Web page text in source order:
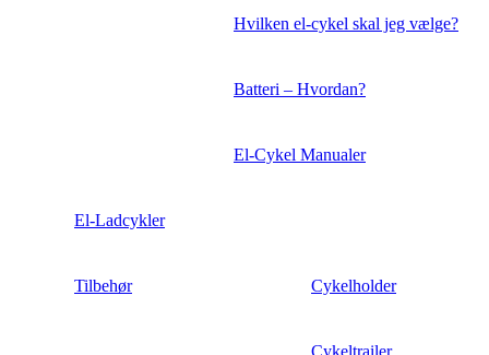
Hvilken el-cykel skal jeg vælge?
Batteri – Hvordan?
El-Cykel Manualer
El-Ladcykler
Tilbehør Cykelholder
Cykeltrailer